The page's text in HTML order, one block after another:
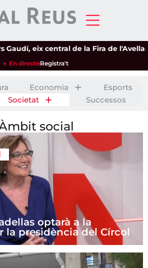
central de la Fira de l'Avellana de
En directeRegistra't
Economia
Esports
Societat Successos
social
optarà a la
la presidència del Círcol